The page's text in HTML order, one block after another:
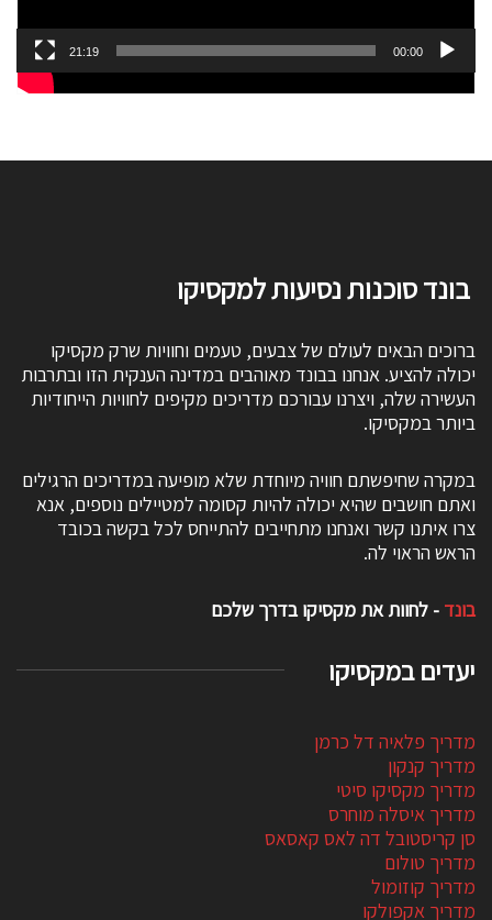
00:00
21:19
בונד סוכנות נסיעות למקסיקו
ברוכים הבאים לעולם של צבעים, טעמים וחוויות שרק מקסיקו
יכולה להציע. אנחנו בבונד מאוהבים במדינה הענקית הזו ובתרבות
העשירה שלה, ויצרנו עבורכם מדריכים מקיפים לחוויות הייחודיות
ביותר במקסיקו.
במקרה שחיפשתם חוויה מיוחדת שלא מופיעה במדריכים הרגילים
ואתם חושבים שהיא יכולה להיות קסומה למטיילים נוספים, אנא
צרו איתנו קשר ואנחנו מתחייבים להתייחס לכל בקשה בכובד
הראש הראוי לה.
בונד - לחוות את מקסיקו בדרך שלכם
יעדים במקסיקו
מדריך פלאיה דל כרמן
מדריך קנקון
מדריך מקסיקו סיטי
מדריך איסלה מוחרס
סן קריסטובל דה לאס קאסאס
מדריך טולום
מדריך קוזומול
מדריך אקפולקו